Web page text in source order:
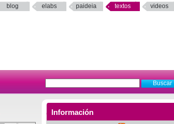
blog elabs paideia textos videos
Información